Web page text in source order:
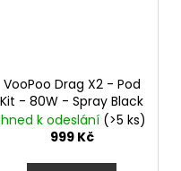
VooPoo Drag X2 - Pod
Kit - 80W - Spray Black
k odeslání (>5 ks)
999 Kč